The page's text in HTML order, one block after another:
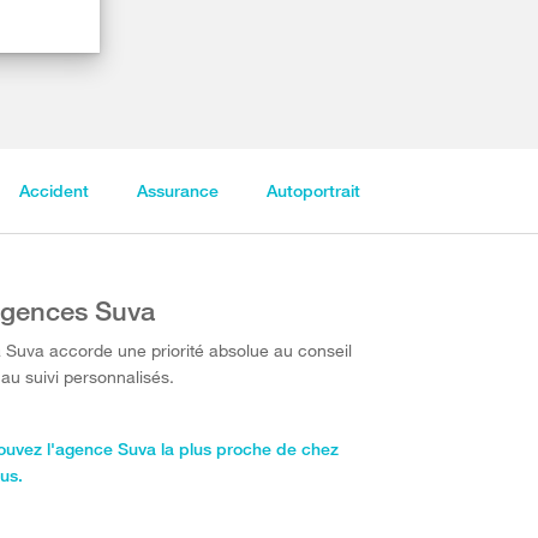
Accident Assurance Autoportrait
Suva
Suva accorde une priorité absolue au conseil
suivi personnalisés.
l'agence Suva la plus proche de chez